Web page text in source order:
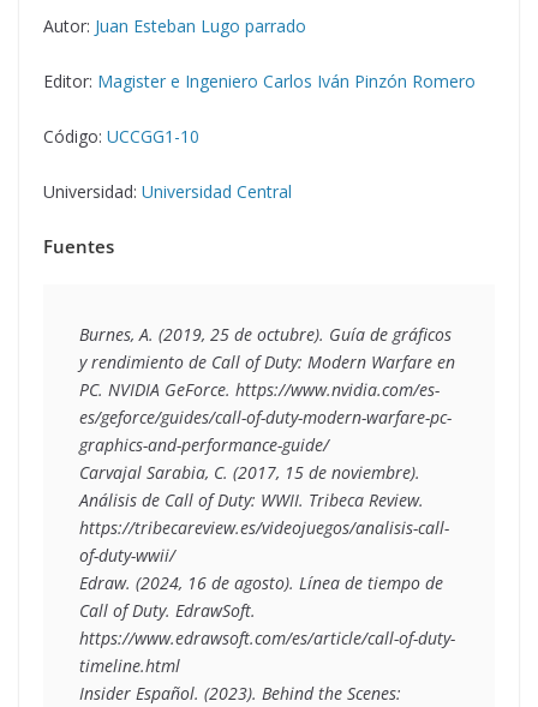
Autor: Juan Esteban Lugo parrado
Editor: Magister e Ingeniero Carlos Iván Pinzón Romero
Código: UCCGG1-10
Universidad: Universidad Central
Fuentes
Burnes, A. (2019, 25 de octubre). Guía de gráficos
y rendimiento de Call of Duty: Modern Warfare en
PC. NVIDIA GeForce. https://www.nvidia.com/es-
es/geforce/guides/call-of-duty-modern-warfare-pc-
graphics-and-performance-guide/
Carvajal Sarabia, C. (2017, 15 de noviembre).
Análisis de Call of Duty: WWII. Tribeca Review.
https://tribecareview.es/videojuegos/analisis-call-
of-duty-wwii/
Edraw. (2024, 16 de agosto). Línea de tiempo de
Call of Duty. EdrawSoft.
https://www.edrawsoft.com/es/article/call-of-duty-
timeline.html
Insider Español. (2023). Behind the Scenes: